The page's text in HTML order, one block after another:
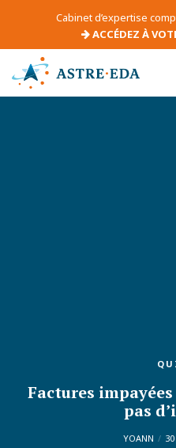
Cabinet d’expertise
ACCÉDEZ À
Factures
pas
YOANN